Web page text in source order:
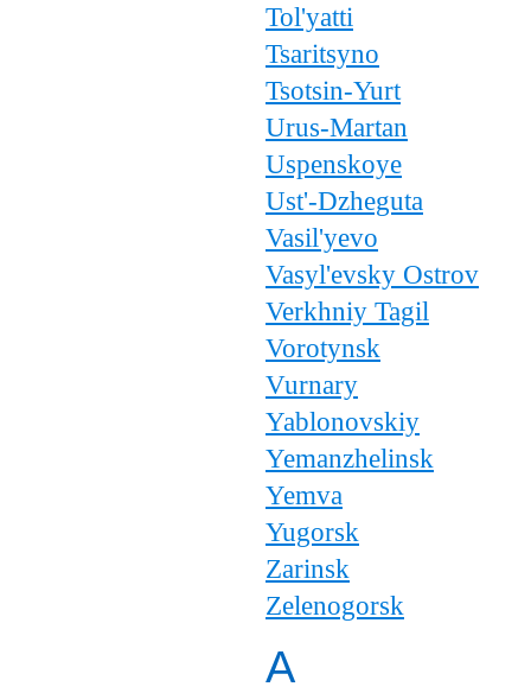
Tol'yatti
Tsaritsyno
Tsotsin-Yurt
Urus-Martan
Uspenskoye
Ust'-Dzheguta
Vasil'yevo
Vasyl'evsky Ostrov
Verkhniy Tagil
Vorotynsk
Vurnary
Yablonovskiy
Yemanzhelinsk
Yemva
Yugorsk
Zarinsk
Zelenogorsk
А